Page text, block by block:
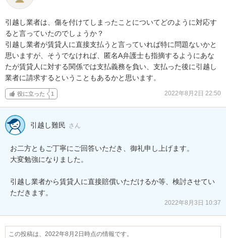
引越し業者は、傷を付けてしまったことについてどのように対応す
ると言っていたのでしょうか？
引越し業者が賃貸人に直接支払うと言っていれば特に問題ないかと
思いますが、そうでなければ、匿名A弁護士も指摘するようにあな
たが賃貸人に対する関係では支払義務を負い、支払った後に引越し
業者に請求するということもあるかと思います。
役に立った 1 2022年8月2日 22:50
引越し難民 さん
お二方ともご丁寧にご回答いただき、御礼申し上げます。
大変勉強になりました。
引越し業者から賃貸人に直接賠償いただけるか等、検討させてい
ただきます。
2022年8月3日 10:37
この投稿は、2022年8月2日時点の情報です。